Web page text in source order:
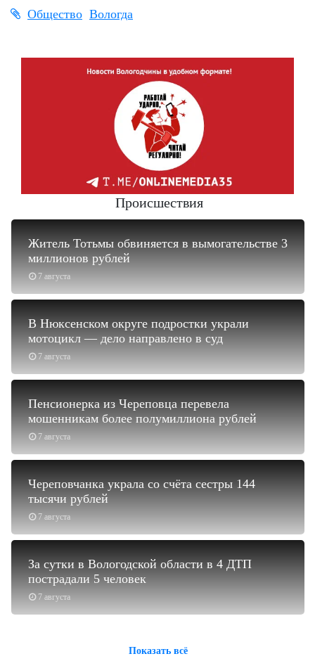
Общество Вологда
Происшествия
7 августа
Житель Тотьмы обвиняется в вымогательстве 3
миллионов рублей
7 августа
В Нюксенском округе подростки украли
мотоцикл — дело направлено в суд
7 августа
Пенсионерка из Череповца перевела
мошенникам более полумиллиона рублей
7 августа
Череповчанка украла со счёта сестры 144
тысячи рублей
7 августа
За сутки в Вологодской области в 4 ДТП
пострадали 5 человек
Показать всё